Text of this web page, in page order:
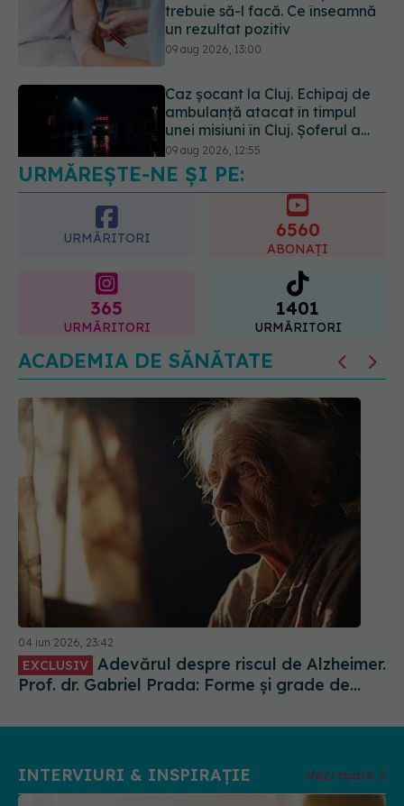
ambulanță atacat în timpul
unei misiuni în Cluj. Șoferul a
ajuns la operație.
09 aug 2026, 12:55
Cancerul s-a extins la oase și
nu numai. Starea lui Joe Biden
s-a înrăutățit. Fiul său
dezvăluie cât de gravă este
boala
09 aug 2026, 14:52
URMĂREȘTE-NE ȘI PE:
URMĂRITORI 6560
ABONAȚI
365
URMĂRITORI
1401
URMĂRITORI
ACADEMIA DE SĂNĂTATE
04 iun 2026, 23:42
EXCLUSIV
Prof. dr. Gabriel Prada: Forme și grade de
INTERVIURI & INSPIRAȚIE Vezi toate